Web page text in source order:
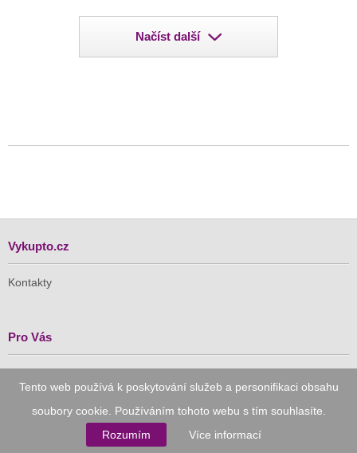
Tento web používá k poskytování služeb a personifikaci obsahu
soubory cookie. Používáním tohoto webu s tím souhlasíte.
Rozumím
Více informací
Načíst další
Vykupto.cz
Kontakty
Pro Vás
Vykupto na Facebooku
Důvěryhodný nákup